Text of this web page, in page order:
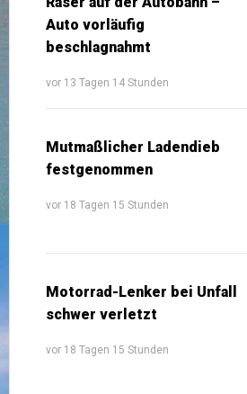
Auto vorläufig
beschlagnahmt
vor 13 Tagen 14 Stunden
Mutmaßlicher Ladendieb
festgenommen
vor 18 Tagen 15 Stunden
Motorrad-Lenker bei Unfall
schwer verletzt
vor 18 Tagen 15 Stunden